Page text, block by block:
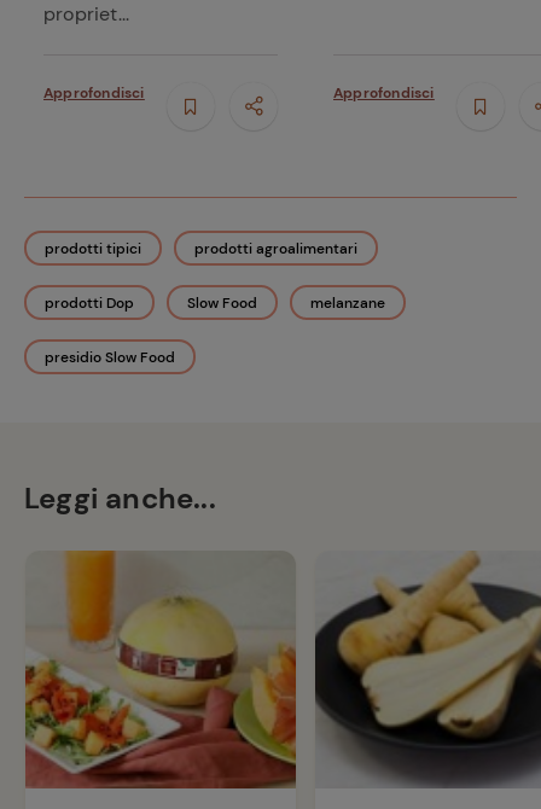
propriet...
Approfondisci Approfondisci
prodotti tipici prodotti agroalimentari
prodotti Dop Slow Food melanzane
presidio Slow Food
Leggi anche...